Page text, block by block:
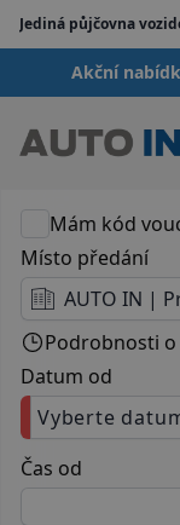
Jediná půjčovna
Akční
Mám kód
Místo předání
AUTO IN |
Podrobnosti
Datum od
Vyberte
Čas od
{
  "server": {
}